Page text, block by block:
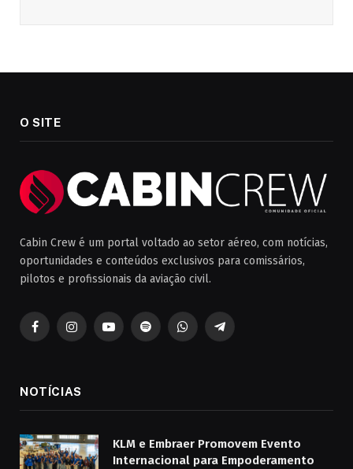
O SITE
Cabin Crew é um portal voltado ao setor aéreo, com notícias,
oportunidades e conteúdos exclusivos para comissários,
pilotos e profissionais da aviação civil.
FacebookInstagramYouTubeSpotifyWhatsAppTelegrama
NOTÍCIAS
KLM e Embraer Promovem Evento
Internacional para Empoderamento